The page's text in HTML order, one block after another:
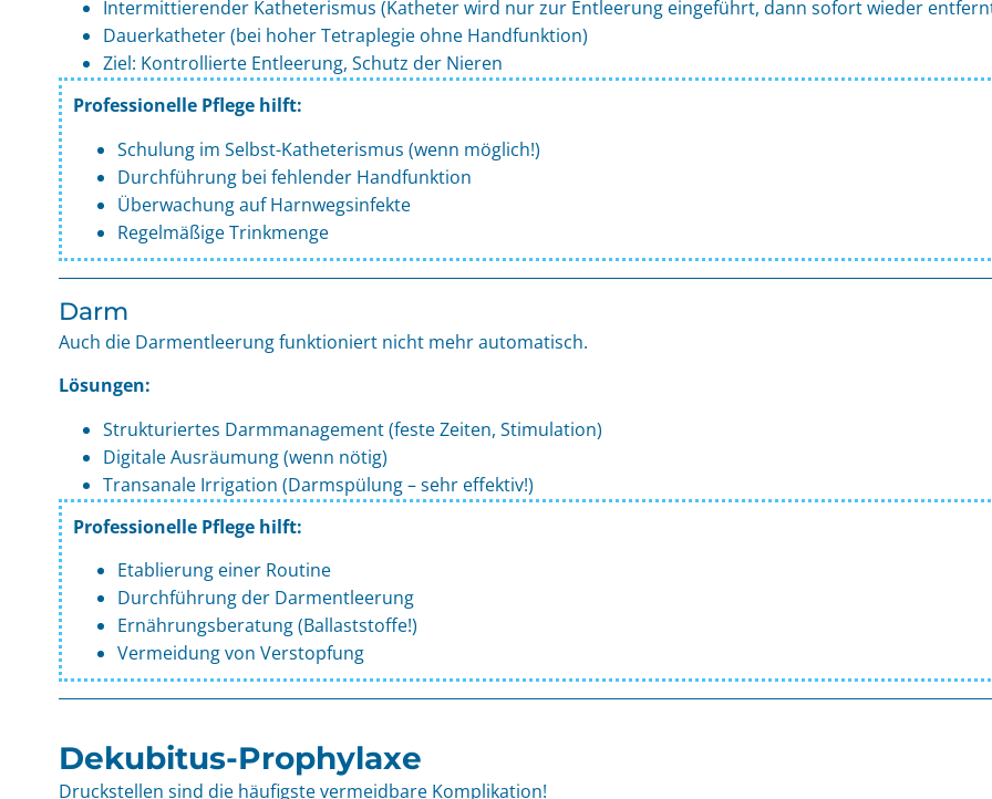
Intermittierender Katheterismus (Katheter wird nur zur Entleerung eingeführt, dann sofort wieder
Dauerkatheter (bei hoher Tetraplegie ohne Handfunktion)
Ziel: Kontrollierte Entleerung, Schutz der Nieren
Professionelle Pflege hilft:
Schulung im Selbst-Katheterismus (wenn möglich!)
Durchführung bei fehlender Handfunktion
Überwachung auf Harnwegsinfekte
Regelmäßige Trinkmenge
Darm
Auch die Darmentleerung funktioniert nicht mehr automatisch.
Lösungen:
Strukturiertes Darmmanagement (feste Zeiten, Stimulation)
Digitale Ausräumung (wenn nötig)
Transanale Irrigation (Darmspülung – sehr effektiv!)
Professionelle Pflege hilft:
Etablierung einer Routine
Durchführung der Darmentleerung
Ernährungsberatung (Ballaststoffe!)
Vermeidung von Verstopfung
Dekubitus-Prophylaxe
Druckstellen sind die häufigste vermeidbare Komplikation!